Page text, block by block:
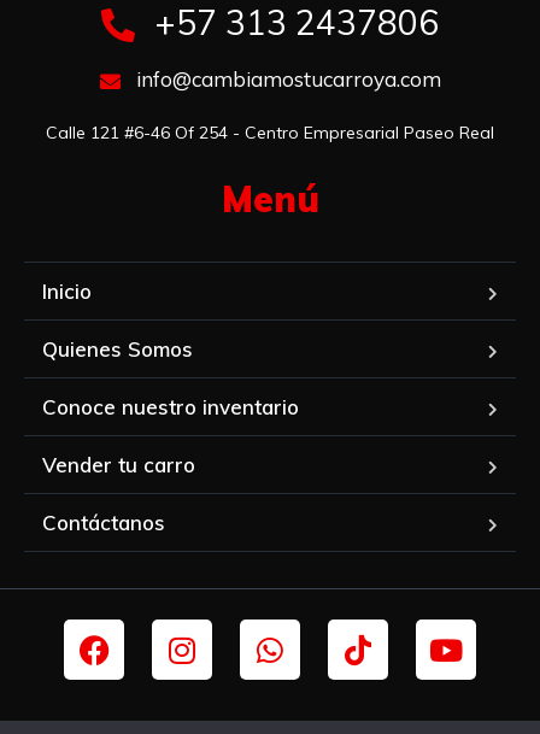
+57 313 2437806
info@cambiamostucarroya.com
Calle 121 #6-46 Of 254 - Centro Empresarial Paseo Real
Menú​
Inicio
Quienes Somos
Conoce nuestro inventario
Vender tu carro
Contáctanos